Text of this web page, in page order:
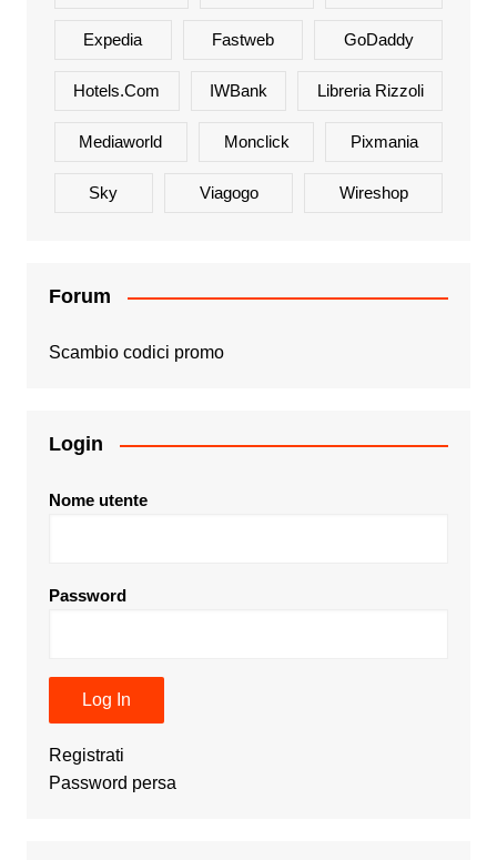
Expedia Fastweb GoDaddy
Hotels.com IWBank Libreria Rizzoli
Mediaworld Monclick Pixmania
Sky Viagogo Wireshop
Forum
Scambio codici promo
Login
Nome utente
Password
Registrati
Password persa